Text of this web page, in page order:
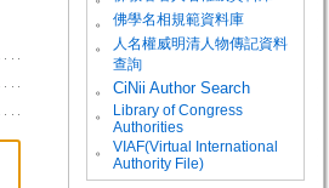
。 佛學名相規範資料庫
。
人名權威明清人物傳記資料
查詢
。
CiNii Author Search
。
Library of Congress
Authorities
。
VIAF(Virtual International
Authority File)